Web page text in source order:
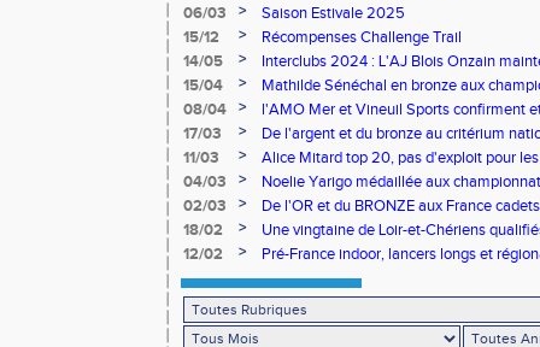
06/03
>
Saison Estivale 2025
15/12
>
Récompenses Challenge Trail
14/05
>
Interclubs 2024 : L'AJ Blois Onzain
Romorantin en N2B
15/04 >
Mathilde Sénéchal en bronze aux
08/04
>
l'AMO Mer et Vineuil Sports confirment
benjamins
17/03 >
De l'argent et du bronze au critérium
11/03
>
Alice Mitard top 20, pas d'exploit pour
04/03
>
Noelie Yarigo médaillée aux
02/03
>
De l'OR et du BRONZE aux France
18/02
>
Une vingtaine de Loir-et-Chériens
12/02
> Pré-France indoor, lancers longs et